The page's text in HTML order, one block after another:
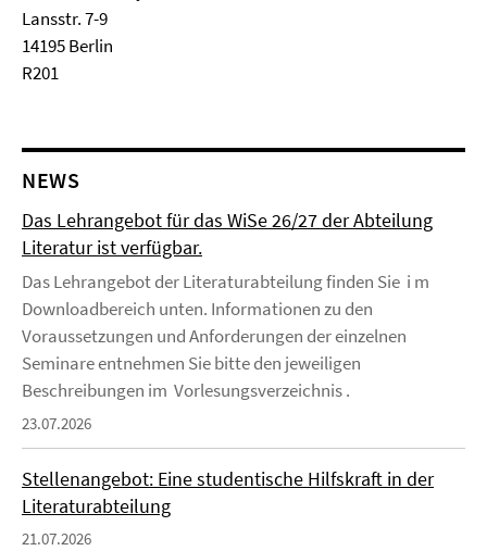
Lansstr. 7-9
14195 Berlin
R201
NEWS
Das Lehrangebot für das WiSe 26/27 der Abteilung
Literatur ist verfügbar.
Das Lehrangebot der Literaturabteilung finden Sie i m
Downloadbereich unten. Informationen zu den
Voraussetzungen und Anforderungen der einzelnen
Seminare entnehmen Sie bitte den jeweiligen
Beschreibungen im Vorlesungsverzeichnis .
23.07.2026
Stellenangebot: Eine studentische Hilfskraft in der
Literaturabteilung
21.07.2026